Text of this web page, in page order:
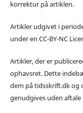
korrektur på artiklen.
Artikler udgivet i
under en CC-BY-NC
Artikler, der er
ophavsret. Dette
dem på tidsskrift.dk og
genudgives uden